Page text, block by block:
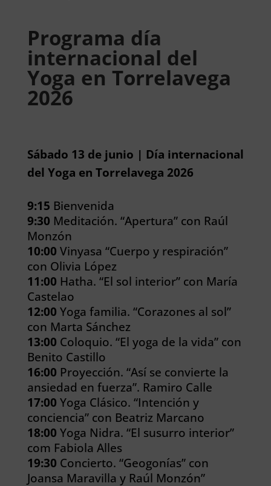
Programa día
internacional del
Yoga en Torrelavega
2026
Sábado 13 de junio | Día internacional
del Yoga en Torrelavega 2026
9:15 Bienvenida
9:30 Meditación. “Apertura” con Raúl
Monzón
10:00 Vinyasa “Cuerpo y respiración”
con Olivia López
11:00 Hatha. “El sol interior” con María
Castelao
12:00 Yoga familia. “Corazones al sol”
con Marta Sánchez
13:00 Coloquio. “El yoga de la vida” con
Benito Castillo
16:00 Proyección. “Así se convierte la
ansiedad en fuerza”. Ramiro Calle
17:00 Yoga Clásico. “Intención y
conciencia” con Beatriz Marcano
18:00 Yoga Nidra. “El susurro interior”
com Fabiola Alles
19:30 Concierto. “Geogonías” con
Joansa Maravilla y Raúl Monzón”